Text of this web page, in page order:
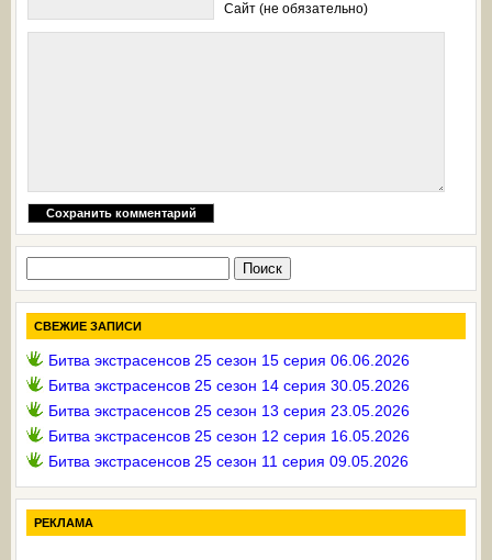
Сайт (не обязательно)
СВЕЖИЕ ЗАПИСИ
Битва экстрасенсов 25 сезон 15 серия 06.06.2026
Битва экстрасенсов 25 сезон 14 серия 30.05.2026
Битва экстрасенсов 25 сезон 13 серия 23.05.2026
Битва экстрасенсов 25 сезон 12 серия 16.05.2026
Битва экстрасенсов 25 сезон 11 серия 09.05.2026
РЕКЛАМА